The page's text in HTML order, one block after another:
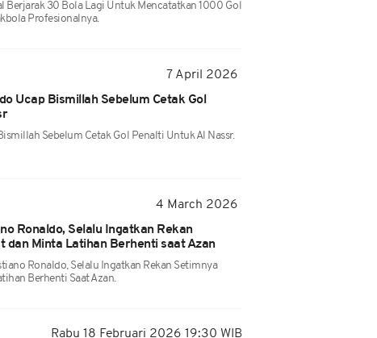
Berjarak 30 Bola Lagi Untuk Mencatatkan 1000 Gol
Profesionalnya.
7 April 2026
Ucap Bismillah Sebelum Cetak Gol
Sebelum Cetak Gol Penalti Untuk Al Nassr.
4 March 2026
Ronaldo, Selalu Ingatkan Rekan
dan Minta Latihan Berhenti saat Azan
Ronaldo, Selalu Ingatkan Rekan Setimnya
Berhenti Saat Azan.
Rabu 18 Februari 2026 19:30 WIB